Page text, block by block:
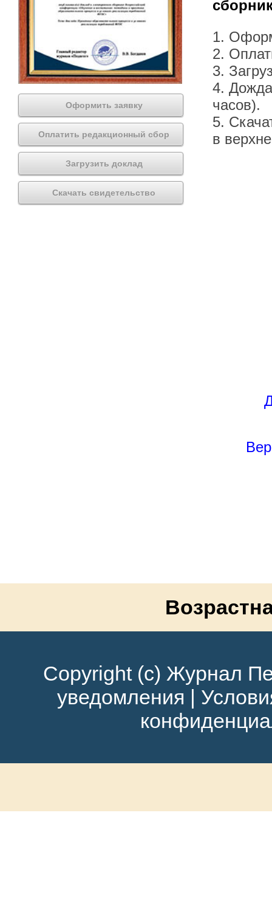
Оформить заявку
Оплатить редакционный сбор
Загрузить доклад
Скачать свидетельство
1.
2.
3.
4.
часов).
5.
в
Copyright (c) Журнал
уведомления |